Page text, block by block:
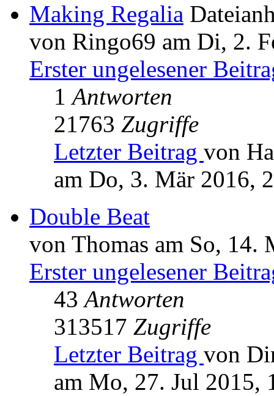
Making Regalia
von Ringo69 am Di, 2.
Erster ungelesener
1Antworten
21763 Zugriffe
Letzter Beitrag von
am Do, 3. Mär 2016,
Double Beat
von Thomas am So, 14.
Erster ungelesener
43Antworten
313517 Zugriffe
Letzter Beitrag von
am Mo, 27. Jul 2015,